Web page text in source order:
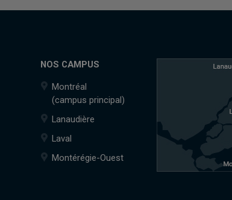
NOS CAMPUS
Montréal
(campus principal)
Lanaudière
Laval
Montérégie-Ouest